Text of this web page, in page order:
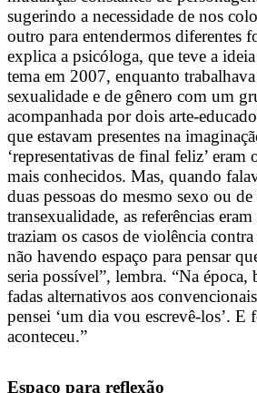
sugerindo a necessidade de nos
outro para entendermos diferentes
explica a psicóloga, que teve a ideia
tema em 2007, enquanto
sexualidade e de gênero com um
acompanhada por dois arte-
que estavam presentes na
‘representativas de final feliz’ eram
mais conhecidos. Mas, quando
duas pessoas do mesmo sexo ou
transexualidade, as referências
traziam os casos de violência contra
não havendo espaço para pensar
seria possível”, lembra. “Na época,
fadas alternativos aos
pensei ‘um dia vou escrevê-los’. E
aconteceu.”
Espaço para reflexão